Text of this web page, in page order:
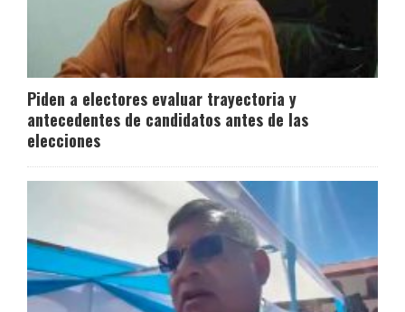
Piden a electores evaluar trayectoria y
antecedentes de candidatos antes de las
elecciones